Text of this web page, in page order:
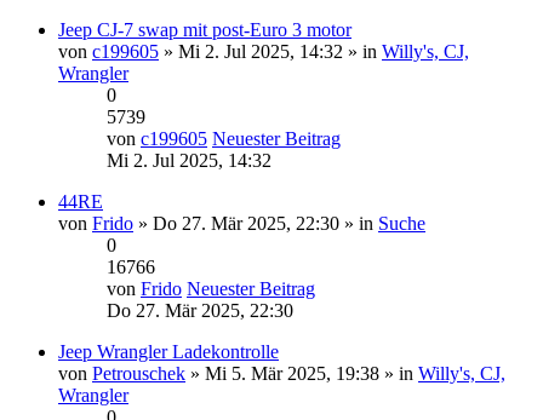
Jeep CJ-7 swap mit post-Euro 3 motor
von c199605 » Mi 2. Jul 2025, 14:32 » in Willy's, CJ,
Wrangler
0
5739
von c199605 Neuester Beitrag
Mi 2. Jul 2025, 14:32
44RE
von Frido » Do 27. Mär 2025, 22:30 » in Suche
0
16766
von Frido Neuester Beitrag
Do 27. Mär 2025, 22:30
Jeep Wrangler Ladekontrolle
von Petrouschek » Mi 5. Mär 2025, 19:38 » in Willy's, CJ,
Wrangler